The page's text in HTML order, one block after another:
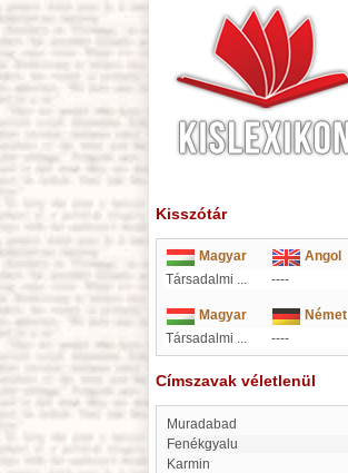
Kisszótár
Magyar
Angol
Társadalmi ...
----
Magyar
Német
Társadalmi ...
----
Címszavak véletlenül
Muradabad
Fenékgyalu
Karmin